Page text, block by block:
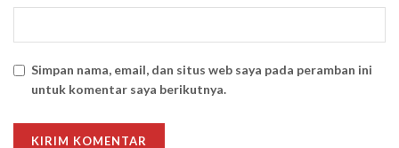
Simpan nama, email, dan situs web saya pada peramban ini
untuk komentar saya berikutnya.